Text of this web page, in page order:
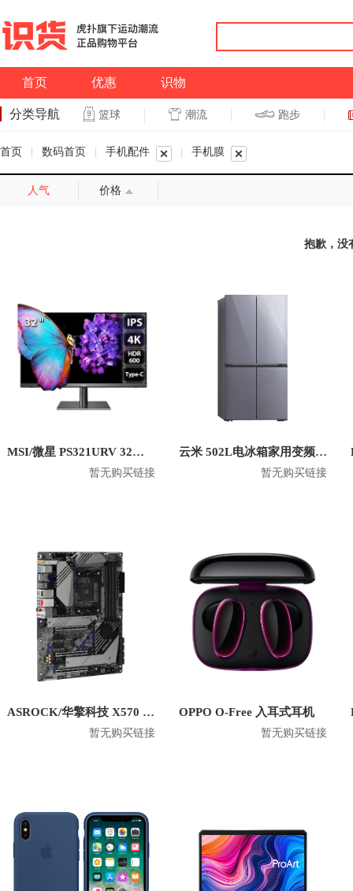
首页 优惠 识物
分类导航 篮球 潮流 跑步
首页 数码首页 手机配件 手机膜
人气 价格
抱歉，没
MSI/微星 PS321URV 32英寸4K显示屏
暂无购买链接
云米 502L电冰箱家用变频十字对开门双开门风冷无霜 BCD-502WGSA
暂无购买链接
ASROCK/华擎科技 X570 Creator 主板
暂无购买链接
OPPO O-Free 入耳式耳机
暂无购买链接